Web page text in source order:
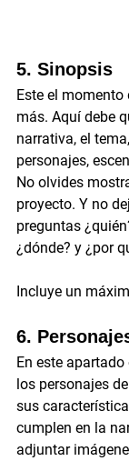
5. Sinopsis
Este el momento
más. Aquí debe
narrativa, el
personajes,
No olvides
proyecto. Y no
preguntas
¿dónde? y ¿por
Incluye un
6.
En este
los personajes
sus
cumplen en la
adjuntar